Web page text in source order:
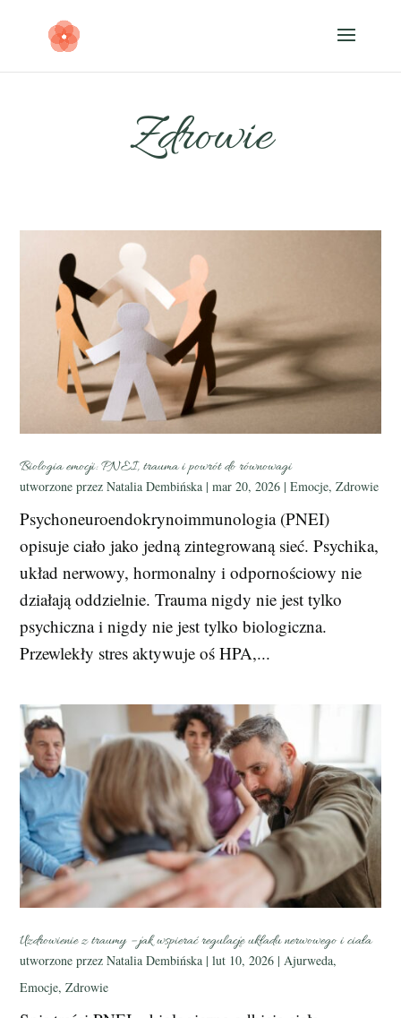
Zdrowie
Biologia emocji: PNEI, trauma i powrót do równowagi
utworzone przezNatalia Dembińska |mar 20, 2026 |Emocje,Zdrowie
Psychoneuroendokrynoimmunologia (PNEI)
opisuje ciało jako jedną zintegrowaną sieć. Psychika,
układ nerwowy, hormonalny i odpornościowy nie
działają oddzielnie. Trauma nigdy nie jest tylko
psychiczna i nigdy nie jest tylko biologiczna.
Przewlekły stres aktywuje oś HPA,...
Uzdrowienie z traumy – jak wspierać regulację układu nerwowego i ciała
utworzone przezNatalia Dembińska |lut 10, 2026 | Ajurweda,
Emocje,Zdrowie